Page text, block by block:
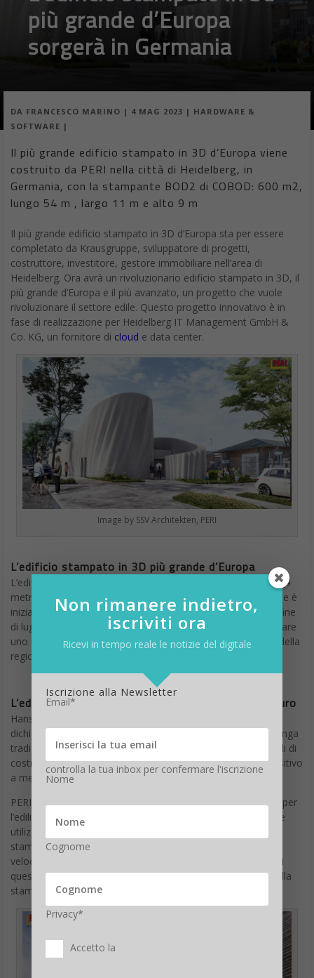
più grande d’Europa
sorgerà in Germania
SOFTWARE|
costruito da PERI nella città di Heidelberg, in
Germania, con la stampante BOD2 di COBOD: 600 m2,
lungo 54 m , largo 11 m e alto 9 m
completato da Krausgruppe, sviluppatore di progetti,
costruttore, investitore, gestore immobiliare nell’area di
Heidelberg. Ora avrà un rivoluzionario edificio stampato in 3D, il
più grande d’Europa e il più avanzato, un progetto che vuole
rivoluzionare il settore edile. Questo progetto innovativo è in
fase di realizzazione per Heidelberg IT Management GmbH &
Co. KG, un fornitore dicloude data center.
Image by SSV Architekten, PERI
L’edificio stampato in 3D più grande d’Europa è lungo circa 54
metri, largo 11 metri e alto 9 metri. Il processo di costruzione è
iniziato il 31 marzo e dovrebbe essere completato entro la fine
di luglio 2023. Servirà da server farm ed è destinato a diventare
uno degli edifici tecnologicamente più avanzati e innovativi della
regione.
L’edificio stampato in 3D più grande guarda la futuro
Hans-Jörg Kraus, socio amministratore del Krausgruppe, ha
dichiarato: “Come azienda familiare indipendente con una lunga
tradizione e un futuro davanti, vogliamo promuovere metodi di
costruzione innovativi a Heidelberg e dare un contributo positivo
a metodi di costruzione sostenibili”.
l’edilizia, fornisce il know-how per il processo di stampa 3D e
utilizza la stampante 3D per l’edilizia BOD2 di COBOD per
stampare le pareti dell’edificio. PERI sta sfruttando l’ elevata
velocità della stampante e prevede di completare le pareti di
questo progetto su larga scala in sole 140 ore, equivalenti alla
stampa di 4 metri quadrati di edificio all’ora.
Non rimanere indietro,
iscriviti ora
Iscrizione alla Newsletter
Email*
controlla la tua inbox per confermare l'iscrizione
Nome
Cognome
Privacy*